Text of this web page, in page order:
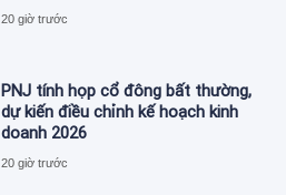
20 giờ trước
PNJ tính họp cổ đông bất thường,
dự kiến điều chỉnh kế hoạch kinh
doanh 2026
20 giờ trước